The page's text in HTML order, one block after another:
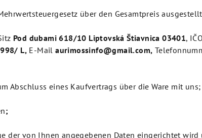
über den Gesamtpreis
Pod dubami 618/10 LiptovskáŠtiavnica 03401, IČO
L, E-Mailaurimossinfo@gmail.com,
Abschluss eines Kaufvertrags über die Ware mit uns;
;
der von Ihnen angegebenen Daten eingerichtet